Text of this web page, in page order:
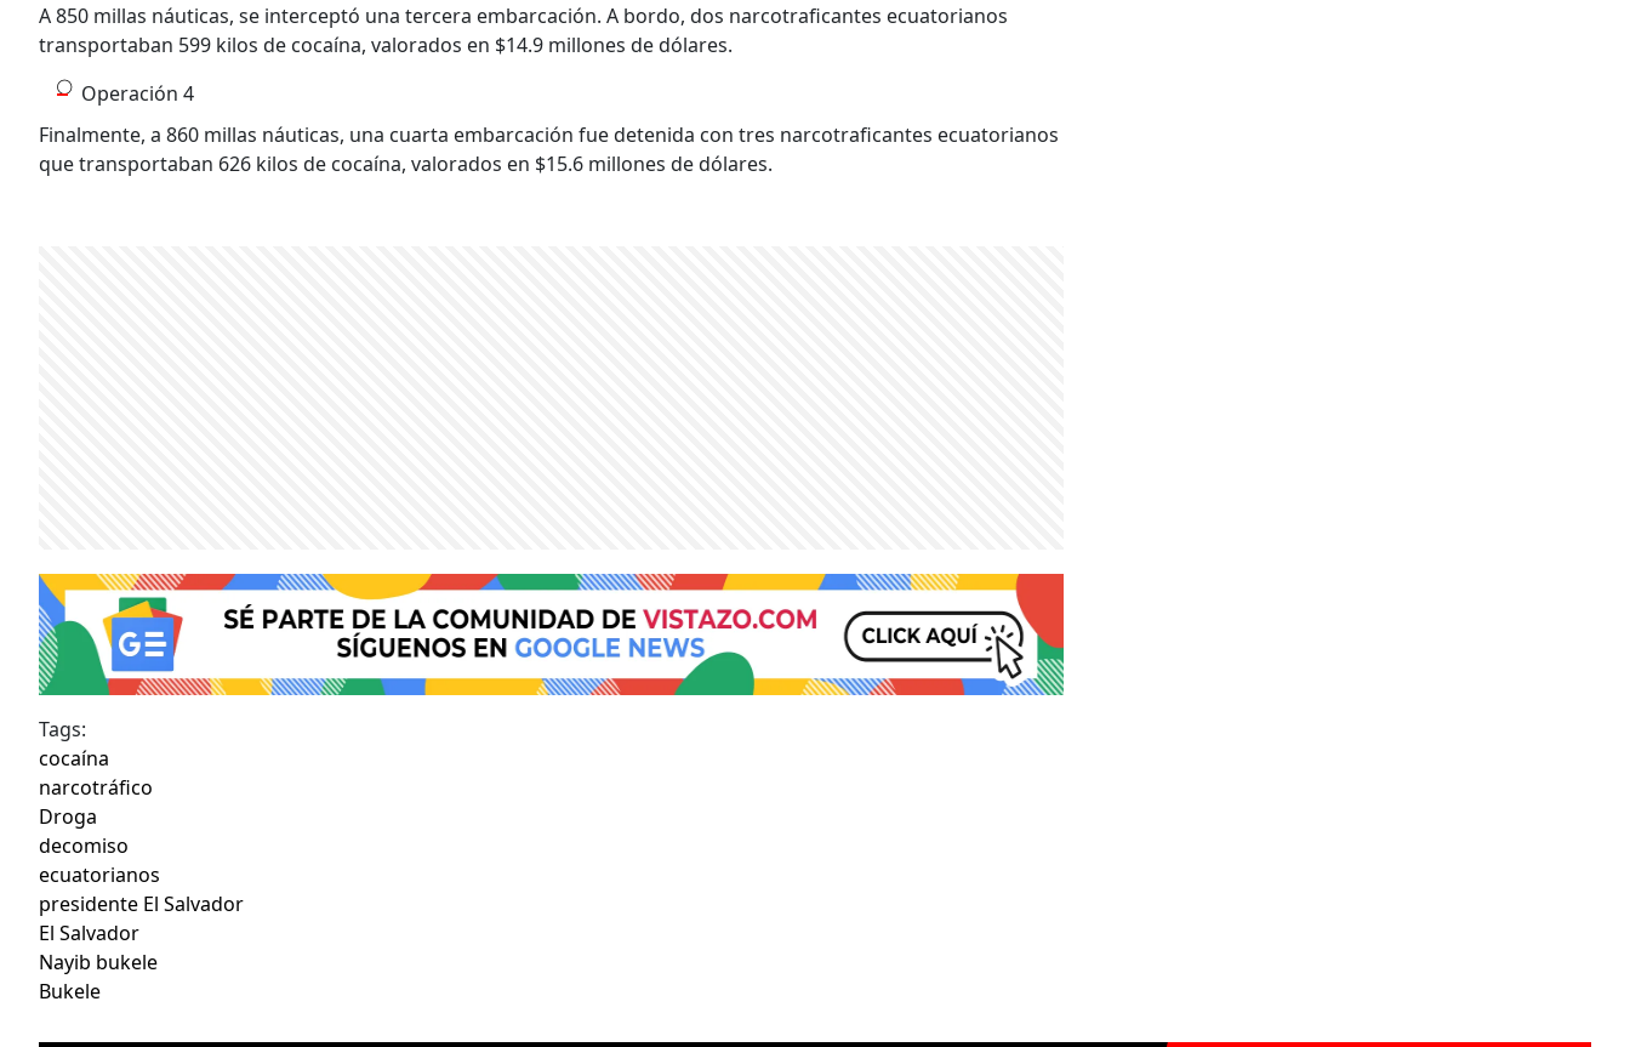
A 850 millas náuticas, se interceptó una tercera embarcación. A bordo, dos narcotraficantes ecuatorianos
transportaban 599 kilos de cocaína, valorados en $14.9 millones de dólares.
Operación 4
Finalmente, a 860 millas náuticas, una cuarta embarcación fue detenida con tres narcotraficantes ecuatorianos
que transportaban 626 kilos de cocaína, valorados en $15.6 millones de dólares.
Tags:
cocaína
narcotráfico
Droga
decomiso
ecuatorianos
presidente El Salvador
El Salvador
Nayib bukele
Bukele